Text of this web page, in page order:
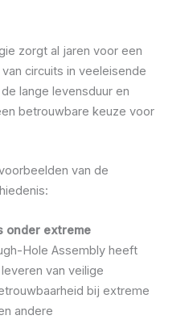
zorgt al jaren voor een
circuits in veeleisende
lange levensduur en
betrouwbare keuze voor
van de
onder extreme
Hole Assembly heeft
van veilige
bij extreme
andere